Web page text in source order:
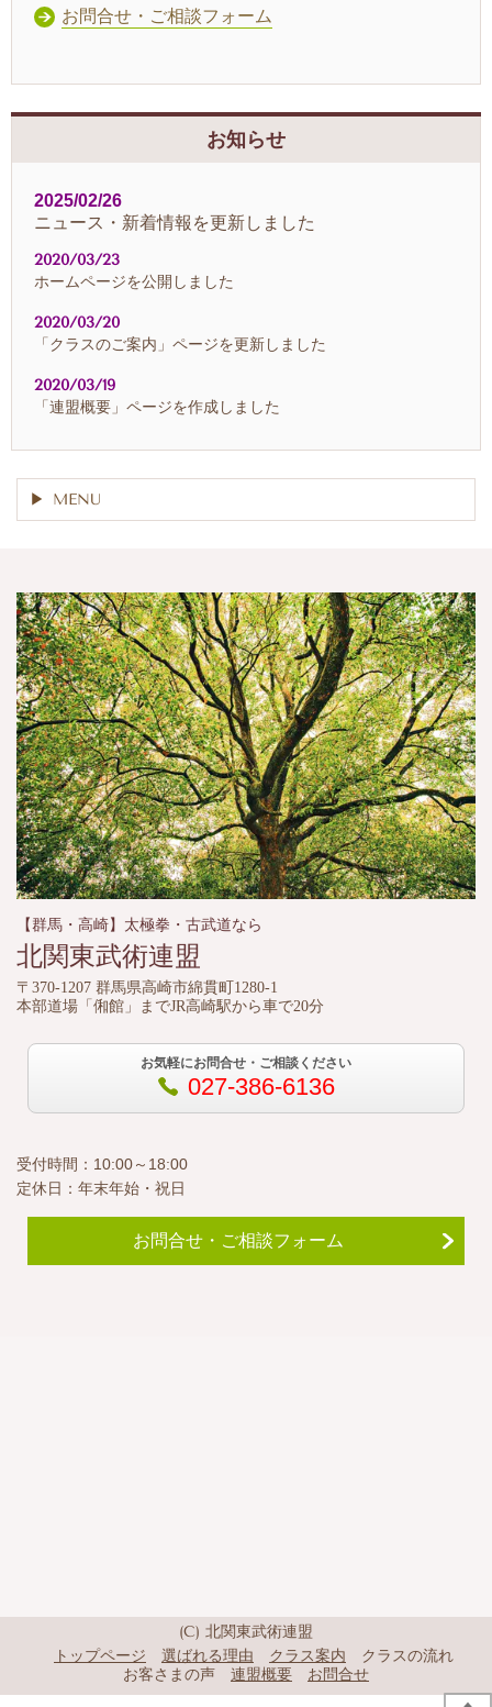
お問合せ・ご相談フォーム
お知らせ
2025/02/26
ニュース・新着情報を更新しました
2020/03/23
ホームページを公開しました
2020/03/20
「クラスのご案内」ページを更新しました
2020/03/19
「連盟概要」ページを作成しました
MENU
【群馬・高崎】太極拳・古武道なら
北関東武術連盟
〒370-1207 群馬県高崎市綿貫町1280-1
本部道場「俰館」までJR高崎駅から車で20分
お気軽にお問合せ・ご相談ください
027-386-6136
受付時間：10:00～18:00
定休日：年末年始・祝日
お問合せ・ご相談フォーム
(C) 北関東武術連盟
トップページ
選ばれる理由 クラス案内
クラスの流れ
お客さまの声
連盟概要 お問合せ